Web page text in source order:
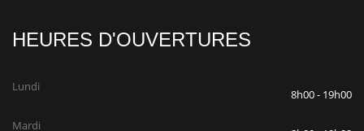
HEURES D'OUVERTURES
Lundi
8h00 - 19h00
Mardi